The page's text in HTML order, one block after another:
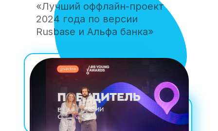
«Лучший оффлайн-проект
2024 года по версии
Rusbase и Альфа банка»